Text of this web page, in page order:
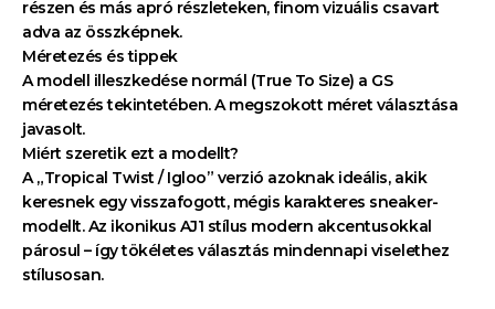
részen és más apró részleteken, finom vizuális csavart
adva az összképnek.
Méretezés és tippek
A modell illeszkedése normál (True To Size) a GS
méretezés tekintetében. A megszokott méret választása
javasolt.
Miért szeretik ezt a modellt?
A „Tropical Twist / Igloo” verzió azoknak ideális, akik
keresnek egy visszafogott, mégis karakteres sneaker-
modellt. Az ikonikus AJ1 stílus modern akcentusokkal
párosul – így tökéletes választás mindennapi viselethez
stílusosan.
Az email címedért
cserébe most egy 3000
Ft-os kuponkóddal
ajándékozunk meg.
Email
MEGADOM